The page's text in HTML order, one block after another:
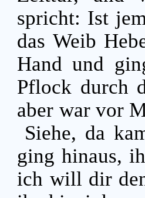
spricht: Ist
das Weib
Hand und
Pflock durch
aber war vor
Siehe, da
ging hinaus,
ich will dir